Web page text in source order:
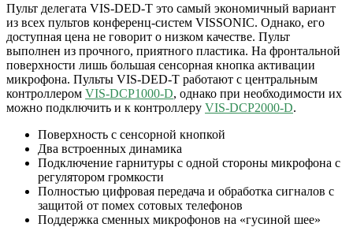
Пульт делегата VIS-DED-T это самый экономичный вариант
из всех пультов конференц-систем VISSONIC. Однако, его
доступная цена не говорит о низком качестве. Пульт
выполнен из прочного, приятного пластика. На фронтальной
поверхности лишь большая сенсорная кнопка активации
микрофона. Пульты VIS-DED-T работают с центральным
контроллером VIS-DCP1000-D, однако при необходимости их
можно подключить и к контроллеру VIS-DCP2000-D.
Поверхность с сенсорной кнопкой
Два встроенных динамика
Подключение гарнитуры с одной стороны микрофона c
регулятором громкости
Полностью цифровая передача и обработка сигналов с
защитой от помех сотовых телефонов
Поддержка сменных микрофонов на «гусиной шее»